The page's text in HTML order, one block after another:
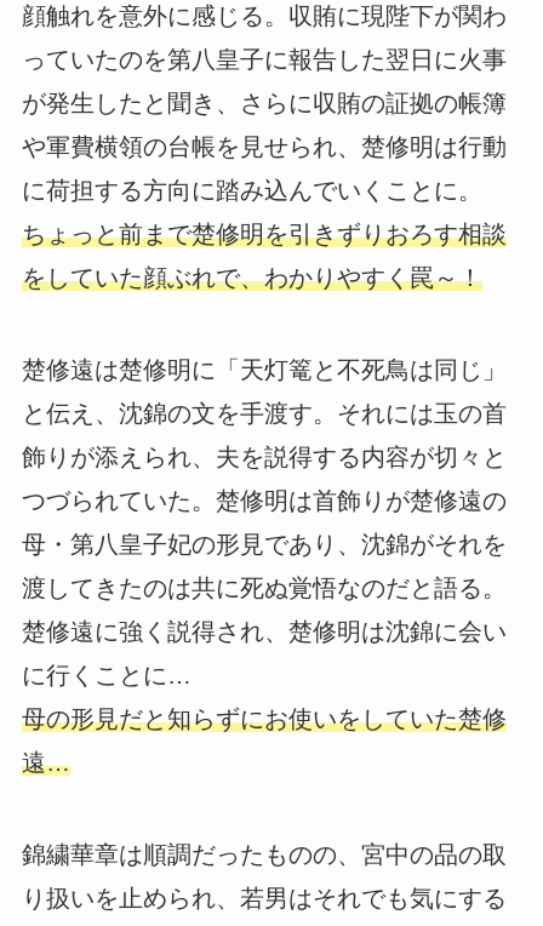
顔触れを意外に感じる。収賄に現陛下が関わ
っていたのを第八皇子に報告した翌日に火事
が発生したと聞き、さらに収賄の証拠の帳簿
や軍費横領の台帳を見せられ、楚修明は行動
に荷担する方向に踏み込んでいくことに。
ちょっと前まで楚修明を引きずりおろす相談
をしていた顔ぶれで、わかりやすく罠～！
楚修遠は楚修明に「天灯篭と不死鳥は同じ」
と伝え、沈錦の文を手渡す。それには玉の首
飾りが添えられ、夫を説得する内容が切々と
つづられていた。楚修明は首飾りが楚修遠の
母・第八皇子妃の形見であり、沈錦がそれを
渡してきたのは共に死ぬ覚悟なのだと語る。
楚修遠に強く説得され、楚修明は沈錦に会い
に行くことに…
母の形見だと知らずにお使いをしていた楚修
遠…
錦繍華章は順調だったものの、宮中の品の取
り扱いを止められ、若男はそれでも気にする